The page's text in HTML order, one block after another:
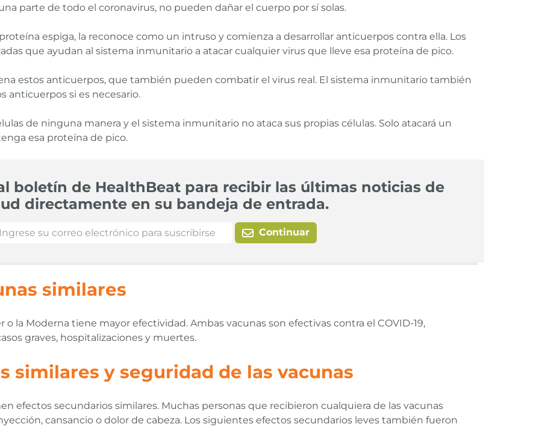
parte de todo el coronavirus, no pueden dañar el cuerpo por sí solas.
espiga, la reconoce como un intruso y comienza a desarrollar anticuerpos contra ella. Los
que ayudan al sistema inmunitario a atacar cualquier virus que lleve esa proteína de pico.
estos anticuerpos, que también pueden combatir el virus real. El sistema inmunitario también
anticuerpos si es necesario.
de ninguna manera y el sistema inmunitario no ataca sus propias células. Solo atacará un
esa proteína de pico.
boletín de HealthBeat para recibir las últimas noticias de
directamente en su bandeja de entrada.
Continuar
similares
o la Moderna tiene mayor efectividad. Ambas vacunas son efectivas contra el COVID-19,
graves, hospitalizaciones y muertes.
similares y seguridad de las vacunas
efectos secundarios similares. Muchas personas que recibieron cualquiera de las vacunas
cansancio o dolor de cabeza. Los siguientes efectos secundarios leves también fueron